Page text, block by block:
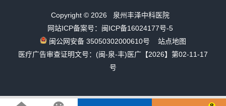
Copyright © 2026 泉州丰泽中科医院
网站ICP备案号：闽ICP备16024177号-5
闽公网安备 35050302000610号
站点地图
医疗广告审查证明文号：(闽-泉-丰)医广【2026】第02-11-17
号